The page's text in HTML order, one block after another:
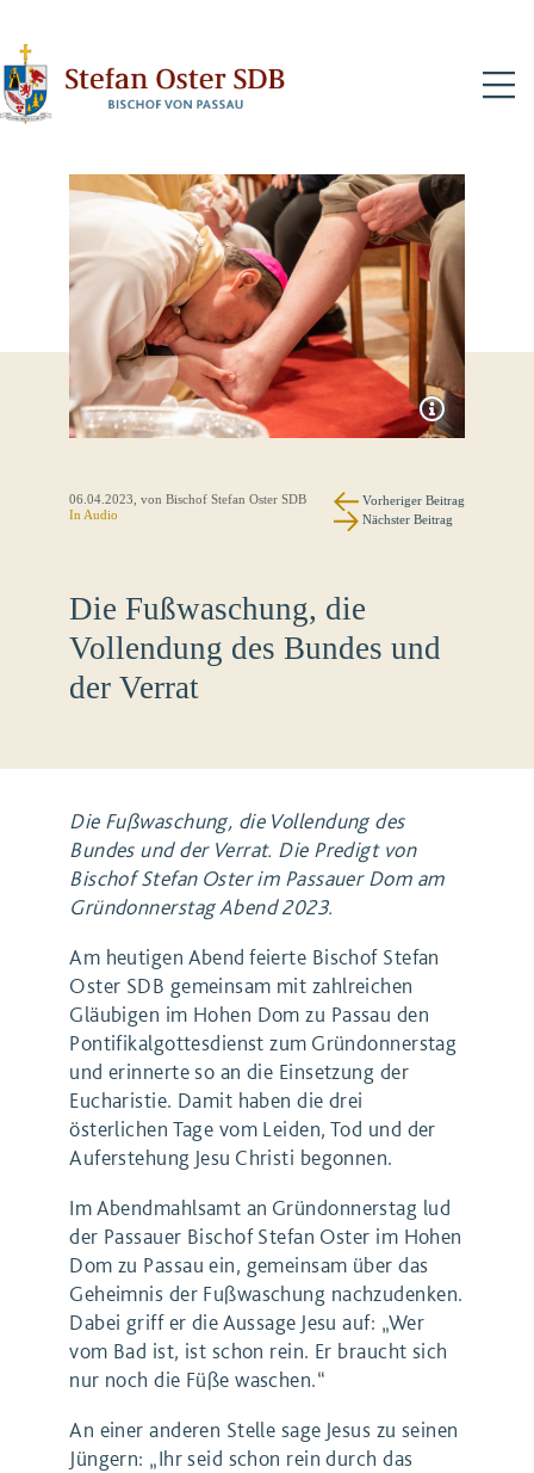
06.04.2023 , von Bischof Stefan Oster SDB
In Audio
Vorheriger Beitrag
Nächster Beitrag
Die Fußwaschung, die
Vollendung des Bundes und
der Verrat
Die Fußwaschung, die Vollendung des
Bundes und der Verrat. Die Predigt von
Bischof Stefan Oster im Passauer Dom am
Gründonnerstag Abend 2023.
Am heutigen Abend feierte Bischof Stefan
Oster SDB gemeinsam mit zahlreichen
Gläubigen im Hohen Dom zu Passau den
Pontifikalgottesdienst zum Gründonnerstag
und erinnerte so an die Einsetzung der
Eucharistie. Damit haben die drei
österlichen Tage vom Leiden, Tod und der
Auferstehung Jesu Christi begonnen.
Im Abend­mahl­samt an Grün­don­ners­tag lud
der Pas­sau­er Bischof Ste­fan Oster im Hohen
Dom zu Pas­sau ein, gemein­sam über das
Geheim­nis der Fuß­wa­schung nach­zu­den­ken.
Dabei griff er die Aus­sa­ge Jesu auf: ​ „Wer
vom Bad ist, ist schon rein. Er braucht sich
nur noch die Füße waschen.“
An einer ande­ren Stel­le sage Jesus zu sei­nen
Jün­gern: ​ „Ihr seid schon rein durch das